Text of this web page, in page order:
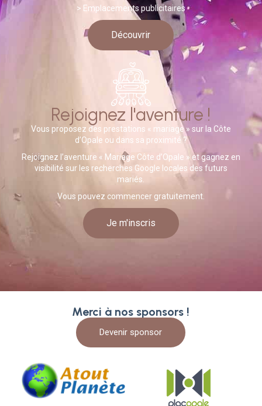
> Emplacements publicitaires
Découvrir
Rejoignez l'aventure !
Vous proposez des prestations « mariage » sur la Côte
d’Opale ou dans sa proximité ?
Rejoignez l’aventure « Mariage Côte d’Opale » et gagnez en
visibilité sur les recherches Google locales des futurs
mariés.
Vous pouvez commencer gratuitement.
Je m'inscris
Merci à nos sponsors !
Devenir sponsor